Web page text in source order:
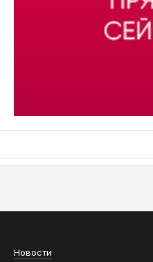
Новости